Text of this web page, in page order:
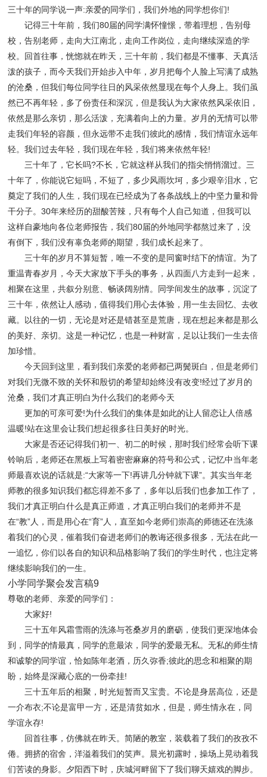
三十年的同学说一声:亲爱的同学们，我们外地的同学想你们!
记得三十年前，我们80届的同学满怀憧憬，带着理想，告别母
校，告别老师，走向大江南北，走向工作岗位，走向继续深造的学
校。回首往事，恍惚就在昨天，三十年前，我们都是不懂事、天真活
泼的孩子，而今天我们开始步入中年，岁月把每个人脸上写满了成熟
的沧桑，但我们每位同学往日的风采依然显现在每个人身上。我们虽
然已不再年轻，多了份责任和深沉，但是我认为大家依然风采依旧，
依然是那么亲切，那么活泼，充满着向上的力量。岁月的无情可以带
走我们年轻的容颜，但永远带不走我们彼此的感情，我们情谊永远年
轻。我们过去年轻，我们现在年轻，我们将来依然年轻!
三十年了，它长吗?不长，它就这样从我们的指尖悄悄溜过。三
十年了，你能说它短吗，不短了，多少风雨坎坷，多少艰辛泪水，它
奠定了我们的人生，我们现在已经成为了各条战线上的中坚力量和骨
干分子。30年来经历的甜酸苦辣，只有每个人自己知道，但我可以
这样自豪地向各位老师报告，我们80届的外地同学都熬过来了，没
有倒下，我们没有辜负老师的期望，我们成长起来了。
三十年的岁月不算短暂，唯一不变的是同窗时结下的情谊。为了
重温青春岁月，今天大家放下手头的事务，从四面八方走到一起来，
相聚在这里，共叙分别意、畅谈阔别情。同学间发生的故事，沉淀了
三十年，依然让人感动，值得我们用心去体验，用一生去回忆、去收
藏。以往的一切，无论是对还是错甚至是荒唐，现在想起来都是那么
的美好、亲切。这是一种记忆，也是一种财富，足以让我们一生去倍
加珍惜。
今天回到这里，看到我们亲爱的老师都已两鬓斑白，但是老师们
对我们无微不致的关怀和殷切的希望却始终没有改变!经过了岁月的
沧桑，我们才真正明白为什么我们的老师今天
更加的可亲可爱!为什么我们的集体是如此的让人留恋让人倍感
温暖!站在这里会让我们想起很多往日美好的时光。
大家是否还记得我们初一、初二的时候，那时我们经常会听下课
铃响后，老师还在黑板上写着密密麻麻的符号和公式，记忆中当年老
师最喜欢说的话就是:“大家等一下!再讲几分钟就下课”。其实当年老
师教的很多知识我们都忘得差不多了，多年以后我们也参加工作了，
我们才真正明白什么是真正师道，才真正明白我们的老师并不是
在“教”人，而是用心在“育”人，直至如今老师们崇高的师德还在洗涤
着我们的心灵，催着我们奋进老师们的教诲还很多很多，无法在此一
一追忆，你们以各自的知识和品格影响了我们的学生时代，也注定将
继续影响我们的一生。
小学同学聚会发言稿9
尊敬的老师、亲爱的同学们：
大家好!
三十五年风霜雪雨的洗涤与苍桑岁月的磨砺，使我们更深地体会
到，同学的情最真，同学的意最浓，同学的爱最无私。无私的师生情
和诚挚的同学谊，恰如陈年老酒，历久弥香;彼此的思念和相聚的期
盼，始终是深藏心底的一份牵挂!
三十五年后的相聚，时光短暂而又宝贵。不论是身居高位，还是
一介布衣;不论是富甲一方，还是清贫如水，但是，师生情永在，同
学谊永存!
回首往事，仿佛就在昨天。简陋的教室，装载着了我们的孜孜不
倦。拥挤的宿舍，洋溢着我们的笑声。晨光初露时，操场上晃动着我
们苦读的身影。夕阳西下时，庆城河畔留下了我们聊天嬉戏的脚步。